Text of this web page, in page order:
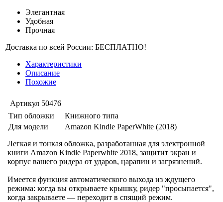
Элегантная
Удобная
Прочная
Доставка по всей России: БЕСПЛАТНО!
Характеристики
Описание
Похожие
Артикул 50476
Тип обложки
Книжного типа
Для модели
Amazon Kindle PaperWhite (2018)
Легкая и тонкая обложка, разработанная для электронной
книги Amazon Kindle Paperwhite 2018, защитит экран и
корпус вашего ридера от ударов, царапин и загрязнений.
Имеется функция автоматического выхода из ждущего
режима: когда вы открываете крышку, ридер "просыпается",
когда закрываете — переходит в спящий режим.